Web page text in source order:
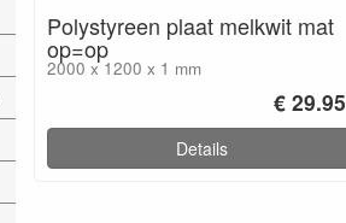
Polystyreen plaat melkwit mat
op=op
2000 x 1200 x 1 mm
€ 29.95
Details